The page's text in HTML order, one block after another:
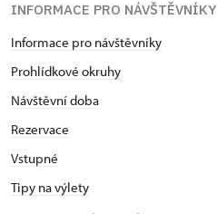
INFORMACE PRO NÁVŠTĚVNÍKY
Informace pro návštěvníky
Prohlídkové okruhy
Návštěvní doba
Rezervace
Vstupné
Tipy na výlety